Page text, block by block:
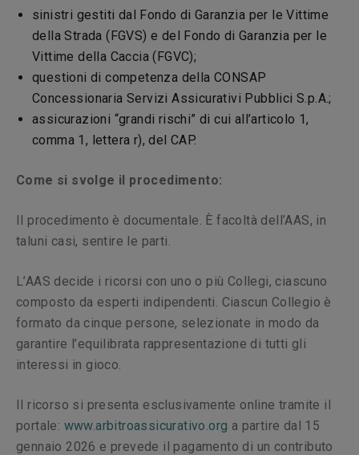
sinistri gestiti dal Fondo di Garanzia per le Vittime
della Strada (FGVS) e del Fondo di Garanzia per le
Vittime della Caccia (FGVC);
questioni di competenza della CONSAP
Concessionaria Servizi Assicurativi Pubblici S.p.A.;
assicurazioni “grandi rischi” di cui all’articolo 1,
comma 1, lettera r), del CAP.
Come si svolge il procedimento:
Il procedimento è documentale. È facoltà dell’AAS, in
taluni casi, sentire le parti.
L’AAS decide i ricorsi con uno o più Collegi, ciascuno
composto da esperti indipendenti. Ciascun Collegio è
formato da cinque persone, selezionate in modo da
garantire l’equilibrata rappresentazione di tutti gli
interessi in gioco.
Il ricorso si presenta esclusivamente online tramite il
portale: www.arbitroassicurativo.org a partire dal 15
gennaio 2026 e prevede il pagamento di un contributo